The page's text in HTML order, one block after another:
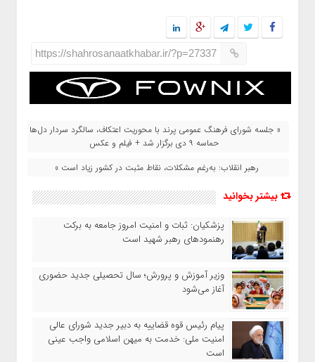
https://shahrosanaatkhabar.ir/?p=27337
« جلسه شورای فرهنگ عمومی پرند با محوریت اعتکاف، سالگرد سردار دل‌ها و
حماسه ۹ دی برگزار شد + فیلم و عکس
رهبر انقلاب: به‌رغم مشکلات، نقاط مثبت در کشور زیاد است »
بیشتر بخوانید
پزشکیان: ثبات و امنیت امروز جامعه به برکت
رهنمودهای رهبر شهید است
وزیر آموزش‌ و پرورش؛ سال تحصیلی جدید حضوری
آغاز می‌شود
پیام رئیس قوه قضاییه به دبیر جدید شورای عالی
امنیت ملی: خدمت به میهن اسلامی واجب عینی
است